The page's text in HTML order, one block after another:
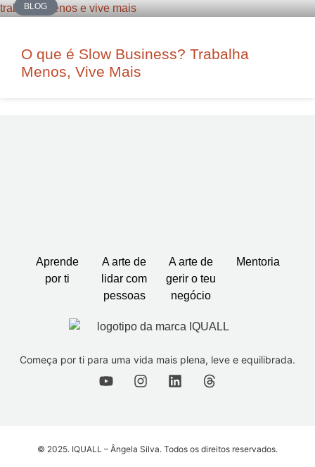
BLOG
O que é Slow Business? Trabalha
Menos, Vive Mais
Aprende
por ti
A arte de
lidar com
pessoas
A arte de
gerir o teu
negócio
Mentoria
Começa por ti para uma vida mais plena, leve e equilibrada.
© 2025. IQUALL – Ângela Silva. Todos os direitos reservados.